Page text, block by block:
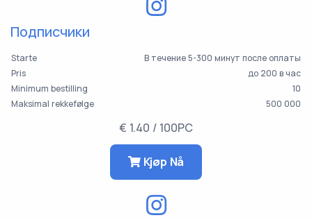
Подписчики
Starte
В течение 5-300 минут после оплаты
Pris
до 200 в час
Minimum bestilling
10
Maksimal rekkefølge
500 000
€ 1.40 / 100PC
Kjøp Nå